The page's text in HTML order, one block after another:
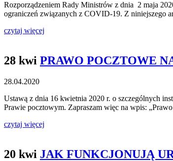
Rozporządzeniem Rady Ministrów z dnia 2 maja
ograniczeń związanych z COVID-19. Z niniejszego
czytaj więcej
28 kwi PRAWO POCZTOWE
28.04.2020
Ustawą z dnia 16 kwietnia 2020 r. o szczególnych
Prawie pocztowym. Zapraszam więc na wpis:
czytaj więcej
20 kwi JAK FUNKCJONUJĄ